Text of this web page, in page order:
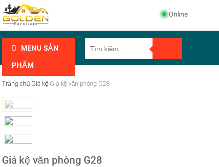
Online
MENU SẢN
PHẨM
Trang chủ Giá kệ Giá kệ văn phòng G28
Giá kệ văn phòng G28